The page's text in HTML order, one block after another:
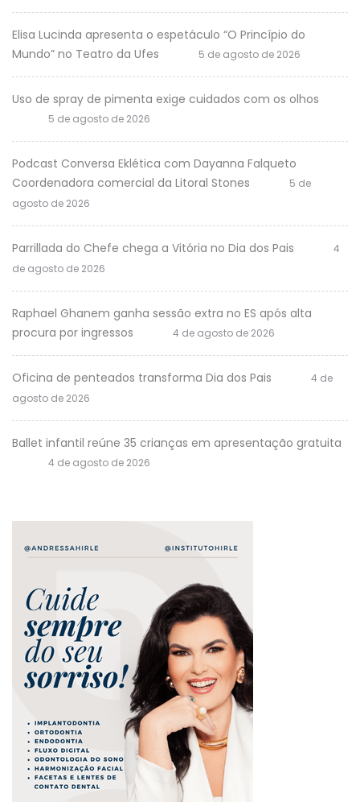
Elisa Lucinda apresenta o espetáculo “O Princípio do
Mundo” no Teatro da Ufes
5 de agosto de 2026
Uso de spray de pimenta exige cuidados com os olhos
5 de agosto de 2026
Podcast Conversa Eklética com Dayanna Falqueto
Coordenadora comercial da Litoral Stones
5 de
agosto de 2026
Parrillada do Chefe chega a Vitória no Dia dos Pais
4
de agosto de 2026
Raphael Ghanem ganha sessão extra no ES após alta
procura por ingressos
4 de agosto de 2026
Oficina de penteados transforma Dia dos Pais
4 de
agosto de 2026
Ballet infantil reúne 35 crianças em apresentação gratuita
4 de agosto de 2026